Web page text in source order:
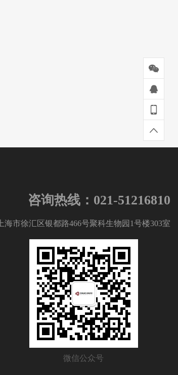
咨询热线：021-51216810
上海市徐汇区银都路466号聚科生物园1号楼303室
微信公众号